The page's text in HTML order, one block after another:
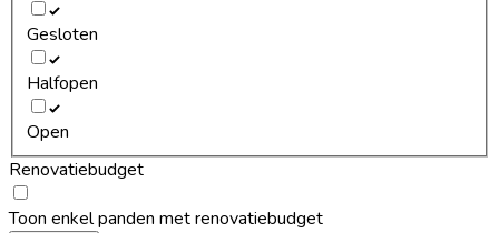
Gesloten
Halfopen
Open
Renovatiebudget
Toon enkel panden met renovatiebudget